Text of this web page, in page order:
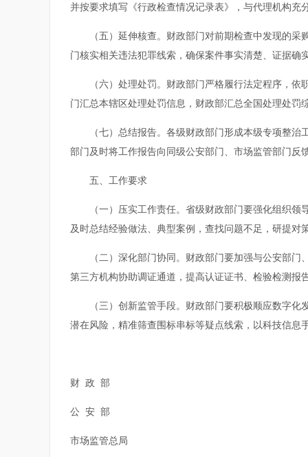
并按要求填写《行政检查情况记录表》，与代理机构充
（五）延伸核查。财政部门对前期检查中发现的采购
门核实相关违法犯罪线索，确保案件事实清楚、证据确
（六）处理处罚。财政部门严格履行法定程序，依职
门汇总本辖区处理处罚信息，财政部汇总全国处理处罚
（七）总结报告。各级财政部门形成本级专项整治工
部门及时将工作报告向同级公安部门、市场监管部门反
五、工作要求
（一）压实工作责任。省级财政部门要强化组织领导
及时总结经验做法、典型案例，查找问题不足，研提对
（二）深化部门协同。财政部门要加强与公安部门、
第三方机构协助调证通道，提高认证证书、检验检测报
（三）创新监管手段。财政部门要积极顺应数字化发
潜在风险，精准筛查围标串标等疑点线索，以科技信息
财 政 部
公 安 部
市场监管总局